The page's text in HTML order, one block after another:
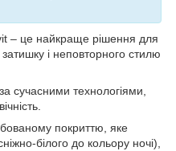
– це найкраще рішення для
і неповторного стилю
сучасними технологіями,
покриттю, яке
білого до кольору ночі),